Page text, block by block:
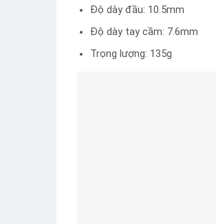
Độ dày đầu: 10.5mm
Độ dày tay cầm: 7.6mm
Trọng lượng: 135g